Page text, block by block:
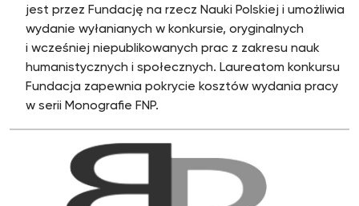
jest przez Fundację na rzecz Nauki Polskiej i umożliwia
wydanie wyłanianych w konkursie, oryginalnych
i wcześniej niepublikowanych prac z zakresu nauk
humanistycznych i społecznych. Laureatom konkursu
Fundacja zapewnia pokrycie kosztów wydania pracy
w serii Monografie FNP.